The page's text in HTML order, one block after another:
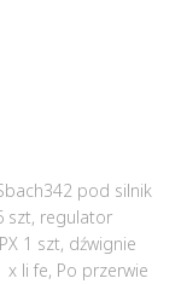
pod silnik
szt, regulator
1 szt, dźwignie
x li fe, Po przerwie